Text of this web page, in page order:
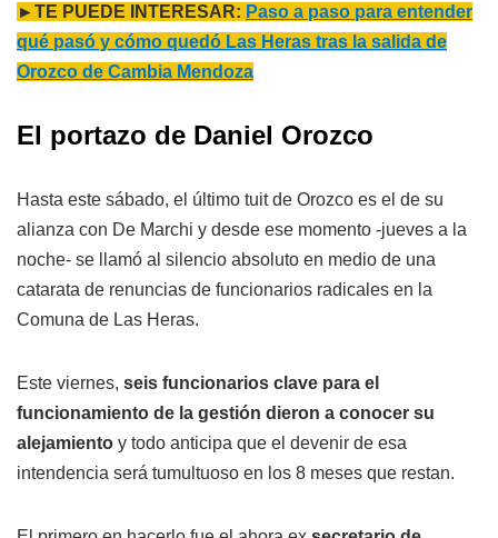
►TE PUEDE INTERESAR: Paso a paso para entender
qué pasó y cómo quedó Las Heras tras la salida de
Orozco de Cambia Mendoza
El portazo de Daniel Orozco
Hasta este sábado, el último tuit de Orozco es el de su
alianza con De Marchi y desde ese momento -jueves a la
noche- se llamó al silencio absoluto en medio de una
catarata de renuncias de funcionarios radicales en la
Comuna de Las Heras.
Este viernes, seis funcionarios clave para el
funcionamiento de la gestión dieron a conocer su
alejamiento y todo anticipa que el devenir de esa
intendencia será tumultuoso en los 8 meses que restan.